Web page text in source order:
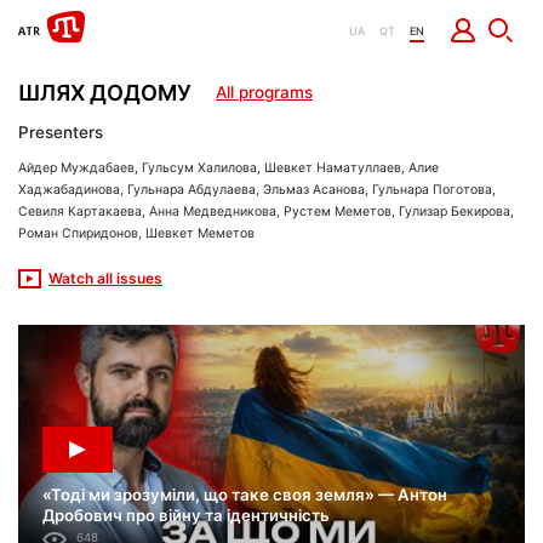
UA QT EN
ШЛЯХ ДОДОМУ All programs
«Тоді ми зрозуміли, що таке своя земля» — Антон
Дробович про війну та ідентичність
648
Presenters
Айдер Муждабаев, Гульсум Халилова, Шевкет Наматуллаев, Алие
Хаджабадинова, Гульнара Абдулаева, Эльмаз Асанова, Гульнара Поготова,
Севиля Картакаева, Анна Медведникова, Рустем Меметов, Гулизар Бекирова,
Роман Спиридонов, Шевкет Меметов
Watch all issues